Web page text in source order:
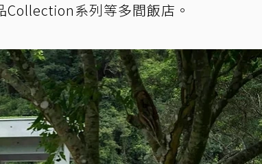
系列等多間飯店。